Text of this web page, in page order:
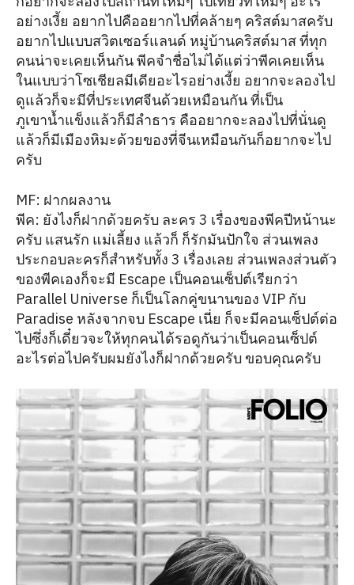
อย่างเงี้ย อยากไปคืออยากไปที่คล้ายๆ คริสต์มาสครับ
อยากไปแบบสวิตเซอร์แลนด์ หมู่บ้านคริสต์มาส ที่ทุก
คนน่าจะเคยเห็นกัน พีคจำชื่อไม่ได้แต่ว่าพีคเคยเห็น
ในแบบว่าโซเชียลมีเดียอะไรอย่างเงี้ย อยากจะลองไป
ดูแล้วก็จะมีที่ประเทศจีนด้วยเหมือนกัน ที่เป็น
ภูเขาน้ำแข็งแล้วก็มีลำธาร คืออยากจะลองไปที่นั่นดู
แล้วก็มีเมืองหิมะด้วยของที่จีนเหมือนกันก็อยากจะไป
ครับ
MF: ฝากผลงาน
พีค: ยังไงก็ฝากด้วยครับ ละคร 3 เรื่องของพีคปีหน้านะ
ครับ แสนรัก แม่เลี้ยง แล้วก็ ก็รักมันปักใจ ส่วนเพลง
ประกอบละครก็สำหรับทั้ง 3 เรื่องเลย ส่วนเพลงส่วนตัว
ของพีคเองก็จะมี Escape เป็นคอนเซ็ปต์เรียกว่า
Parallel Universe ก็เป็นโลกคู่ขนานของ VIP กับ
Paradise หลังจากจบ Escape เนี่ย ก็จะมีคอนเซ็ปต์ต่อ
ไปซึ่งก็เดี๋ยวจะให้ทุกคนได้รอดูกันว่าเป็นคอนเซ็ปต์
อะไรต่อไปครับผมยังไงก็ฝากด้วยครับ ขอบคุณครับ